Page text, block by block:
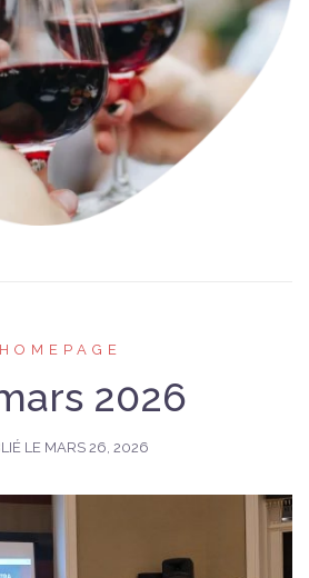
HOMEPAGE
2026
LE MARS 26, 2026